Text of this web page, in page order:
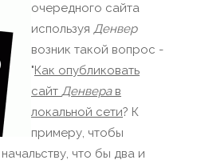
очередного сайта
используя Денвер
возник такой вопрос -
"Как опубликовать
сайт Денверав
локальной сети? К
примеру, чтобы
что бы два и